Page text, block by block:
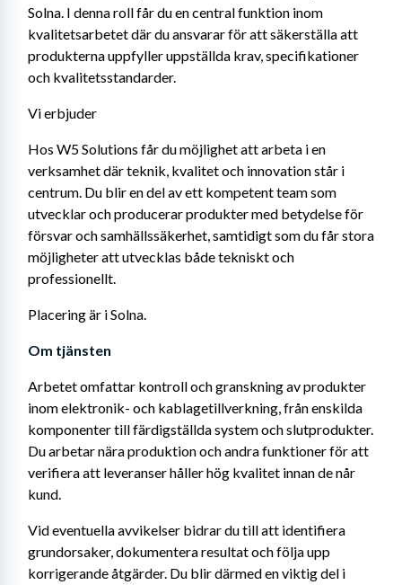
Solna. I denna roll får du en central funktion inom
kvalitetsarbetet där du ansvarar för att säkerställa att
produkterna uppfyller uppställda krav, specifikationer
och kvalitetsstandarder.
Vi erbjuder
Hos W5 Solutions får du möjlighet att arbeta i en
verksamhet där teknik, kvalitet och innovation står i
centrum. Du blir en del av ett kompetent team som
utvecklar och producerar produkter med betydelse för
försvar och samhällssäkerhet, samtidigt som du får stora
möjligheter att utvecklas både tekniskt och
professionellt.
Placering är i Solna.
Om tjänsten
Arbetet omfattar kontroll och granskning av produkter
inom elektronik- och kablagetillverkning, från enskilda
komponenter till färdigställda system och slutprodukter.
Du arbetar nära produktion och andra funktioner för att
verifiera att leveranser håller hög kvalitet innan de når
kund.
Vid eventuella avvikelser bidrar du till att identifiera
grundorsaker, dokumentera resultat och följa upp
korrigerande åtgärder. Du blir därmed en viktig del i